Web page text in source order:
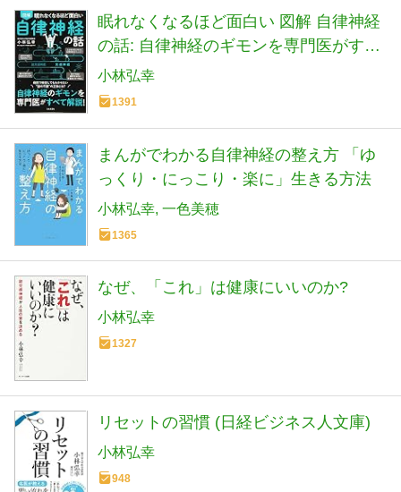
眠れなくなるほど面白い 図解 自律神経
の話: 自律神経のギモンを専門医がすべ
て解説!
小林弘幸
1391
まんがでわかる自律神経の整え方 「ゆ
っくり・にっこり・楽に」生きる方法
小林弘幸 一色美穂
1365
なぜ、「これ」は健康にいいのか?
小林弘幸
1327
リセットの習慣 (日経ビジネス人文庫)
小林弘幸
948